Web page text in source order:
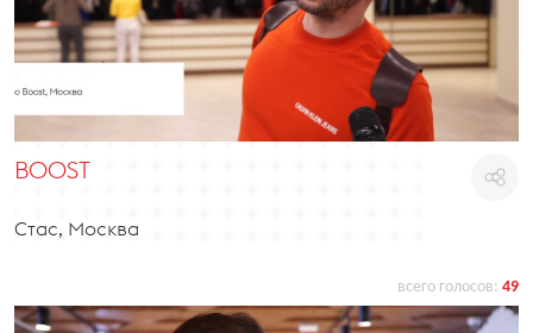
BOOST
Стас, Москва
всего голосов: 49